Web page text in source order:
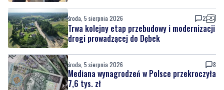
środa, 5 sierpnia 2026 2
Trwa kolejny etap przebudowy i modernizacji
drogi prowadzącej do Dębek
środa, 5 sierpnia 2026 8
Mediana wynagrodzeń w Polsce przekroczyła
7,6 tys. zł